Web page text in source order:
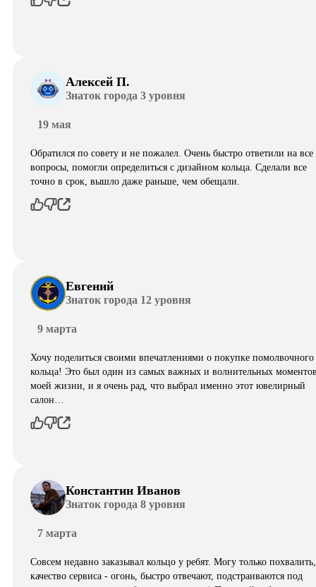
Алексей П.
Знаток города 3 уровня
19 мая
Обратился по совету и не пожалел. Очень быстро ответили на все
вопросы, помогли определиться с дизайном кольца. Сделали все
точно в срок, вышло даже раньше, чем обещали.
Евгений
Знаток города 12 уровня
9 марта
Хочу поделиться своими впечатлениями о покупке помолвочного
кольца! Это был один из самых важных и волнительных
моей жизни, и я очень рад, что выбрал именно этот ювелирный
салон…
Константин Иванов
Знаток города 8 уровня
7 марта
Совсем недавно заказывал кольцо у ребят. Могу только похвалить,
качество сервиса - огонь, быстро отвечают, подстраиваются под